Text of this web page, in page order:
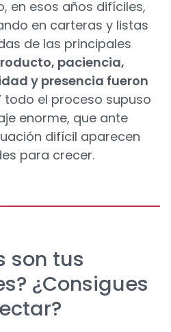
en esos años difíciles,
en carteras y listas
de las principales
paciencia,
y presencia fueron
todo el proceso supuso
enorme, que ante
difícil aparecen
para crecer.
son tus
¿Consigues